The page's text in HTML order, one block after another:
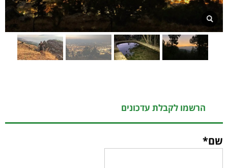
הרשמו לקבלת עדכונים
שם*